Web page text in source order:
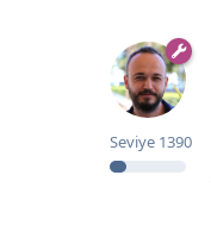
Seviye 1390